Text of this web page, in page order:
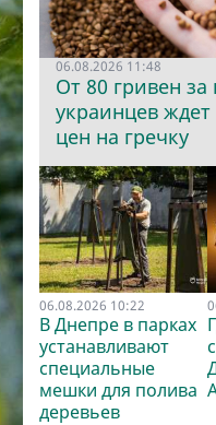
06.08.2026 11:48
От 80 гривен
украинцев
цен на гречку
06.08.2026 10:22
В Днепре в парках
устанавливают
специальные
мешки для полива
деревьев